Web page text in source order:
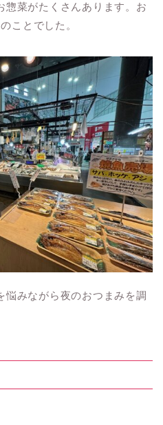
惣菜がたくさんあります。お
ことでした。
悩みながら夜のおつまみを調